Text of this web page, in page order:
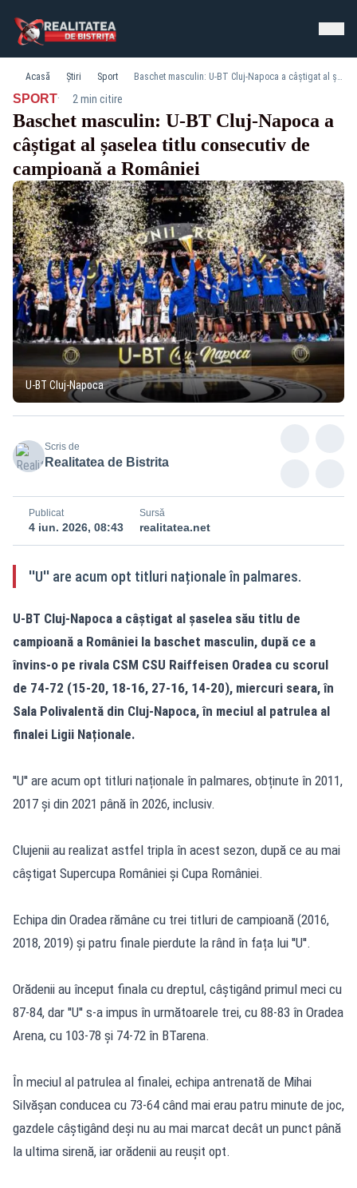
Acasă Știri Sport Baschet masculin: U-BT Cluj-Napoca a câștigat al șaselea titlu consecutiv de campioană a României
SPORT· 2 min citire
Baschet masculin: U-BT Cluj-Napoca a
câștigat al șaselea titlu consecutiv de
campioană a României
U-BT Cluj-Napoca
Scris de
Realitatea de Bistrita
Publicat
4 iun. 2026, 08:43
Sursă
realitatea.net
''U'' are acum opt titluri naționale în palmares.
U-BT Cluj-Napoca a câștigat al șaselea său titlu de
campioană a României la baschet masculin, după ce a
învins-o pe rivala CSM CSU Raiffeisen Oradea cu scorul
de 74-72 (15-20, 18-16, 27-16, 14-20), miercuri seara, în
Sala Polivalentă din Cluj-Napoca, în meciul al patrulea al
finalei Ligii Naționale.
''U'' are acum opt titluri naționale în palmares, obținute în 2011,
2017 și din 2021 până în 2026, inclusiv.
Clujenii au realizat astfel tripla în acest sezon, după ce au mai
câștigat Supercupa României și Cupa României.
Echipa din Oradea rămâne cu trei titluri de campioană (2016,
2018, 2019) și patru finale pierdute la rând în fața lui ''U''.
Orădenii au început finala cu dreptul, câștigând primul meci cu
87-84, dar ''U'' s-a impus în următoarele trei, cu 88-83 în Oradea
Arena, cu 103-78 și 74-72 în BTarena.
În meciul al patrulea al finalei, echipa antrenată de Mihai
Silvășan conducea cu 73-64 când mai erau patru minute de joc,
gazdele câștigând deși nu au mai marcat decât un punct până
la ultima sirenă, iar orădenii au reușit opt.